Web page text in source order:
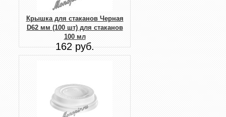
Крышка для стаканов Черная
D62 мм (100 шт) для стаканов
100 мл
162 руб.